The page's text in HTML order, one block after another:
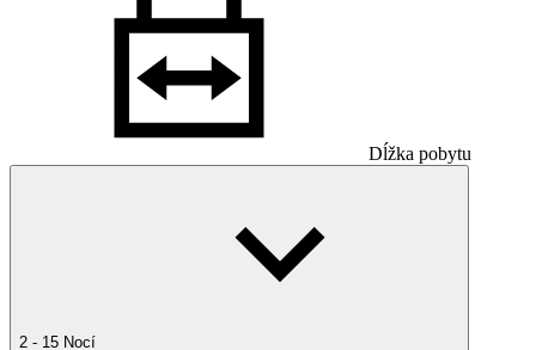
Dĺžka pobytu
2 - 15 Nocí